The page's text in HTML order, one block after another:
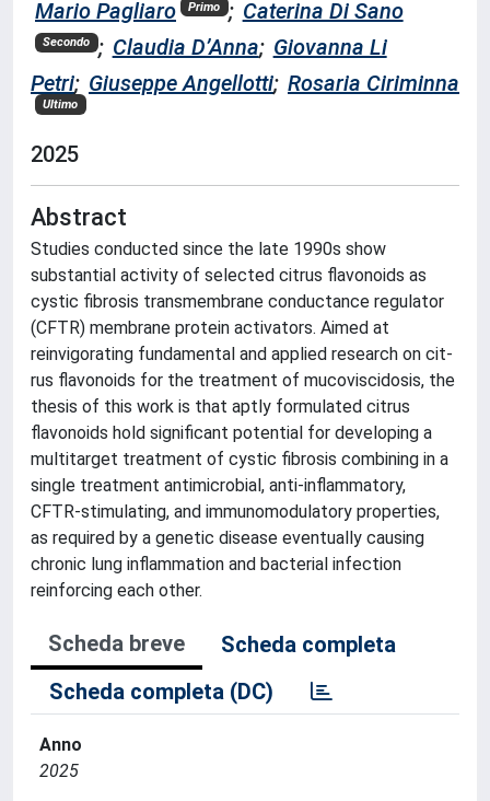
Mario Pagliaro Primo ; Caterina Di Sano
Secondo ; Claudia D’Anna; Giovanna Li
Petri; Giuseppe Angellotti; Rosaria Ciriminna
Ultimo
2025
Abstract
Studies conducted since the late 1990s show
substantial activity of selected citrus flavonoids as
cystic fibrosis transmembrane conductance regulator
(CFTR) membrane protein activators. Aimed at
reinvigorating fundamental and applied research on cit-
rus flavonoids for the treatment of mucoviscidosis, the
thesis of this work is that aptly formulated citrus
flavonoids hold significant potential for developing a
multitarget treatment of cystic fibrosis combining in a
single treatment antimicrobial, anti-inflammatory,
CFTR-stimulating, and immunomodulatory properties,
as required by a genetic disease eventually causing
chronic lung inflammation and bacterial infection
reinforcing each other.
Scheda breve
Scheda completa
Scheda completa (DC)
Anno
2025